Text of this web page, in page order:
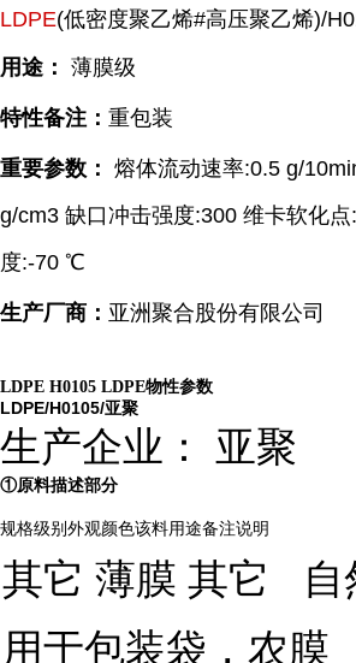
LDPE(低密度聚乙烯#高压聚乙烯)/
用途： 薄膜级
特性备注： 重包装
重要参数： 熔体流动速率:0.5 g/
g/cm3 缺口冲击强度:300 维卡软化
度:-70 ℃
生产厂商： 亚洲聚合股份有限公司
LDPE H0105 LDPE物性参数
LDPE/H0105/亚聚
生产企业： 亚聚
①原料描述部分
规格级别外观颜色该料用途备注说明
其它 薄膜 其它
用于包装袋，农膜